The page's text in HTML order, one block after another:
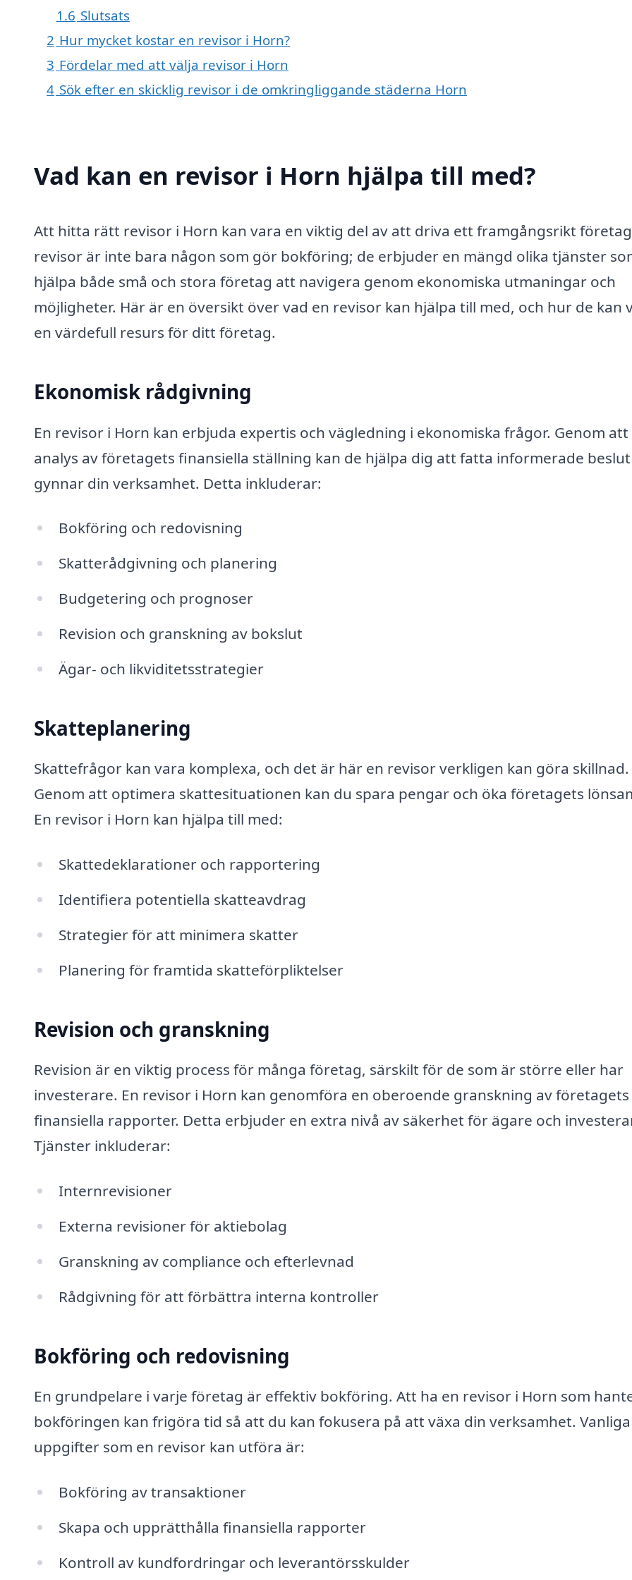
1.6 Slutsats
2 Hur mycket kostar en revisor i Horn?
3 Fördelar med att välja revisor i Horn
4 Sök efter en skicklig revisor i de omkringliggande städerna Horn
Vad kan en revisor i Horn hjälpa till med?
Att hitta rätt revisor i Horn kan vara en viktig del av att driva ett framgångsrikt
revisor är inte bara någon som gör bokföring; de erbjuder en mängd olika tjänster
hjälpa både små och stora företag att navigera genom ekonomiska utmaningar och
möjligheter. Här är en översikt över vad en revisor kan hjälpa till med, och hur de kan
en värdefull resurs för ditt företag.
Ekonomisk rådgivning
En revisor i Horn kan erbjuda expertis och vägledning i ekonomiska frågor. Genom att
analys av företagets finansiella ställning kan de hjälpa dig att fatta informerade
gynnar din verksamhet. Detta inkluderar:
Bokföring och redovisning
Skatterådgivning och planering
Budgetering och prognoser
Revision och granskning av bokslut
Ägar- och likviditetsstrategier
Skatteplanering
Skattefrågor kan vara komplexa, och det är här en revisor verkligen kan göra skillnad.
Genom att optimera skattesituationen kan du spara pengar och öka företagets
En revisor i Horn kan hjälpa till med:
Skattedeklarationer och rapportering
Identifiera potentiella skatteavdrag
Strategier för att minimera skatter
Planering för framtida skatteförpliktelser
Revision och granskning
Revision är en viktig process för många företag, särskilt för de som är större eller har
investerare. En revisor i Horn kan genomföra en oberoende granskning av företagets
finansiella rapporter. Detta erbjuder en extra nivå av säkerhet för ägare och
Tjänster inkluderar:
Internrevisioner
Externa revisioner för aktiebolag
Granskning av compliance och efterlevnad
Rådgivning för att förbättra interna kontroller
Bokföring och redovisning
En grundpelare i varje företag är effektiv bokföring. Att ha en revisor i Horn som
bokföringen kan frigöra tid så att du kan fokusera på att växa din verksamhet. Vanliga
uppgifter som en revisor kan utföra är:
Bokföring av transaktioner
Skapa och upprätthålla finansiella rapporter
Kontroll av kundfordringar och leverantörsskulder